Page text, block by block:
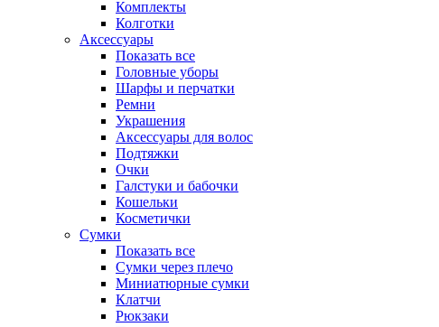
Комплекты
Колготки
Аксессуары
Показать все
Головные уборы
Шарфы и перчатки
Ремни
Украшения
Аксессуары для волос
Подтяжки
Очки
Галстуки и бабочки
Кошельки
Косметички
Сумки
Показать все
Сумки через плечо
Миниатюрные cумки
Клатчи
Рюкзаки